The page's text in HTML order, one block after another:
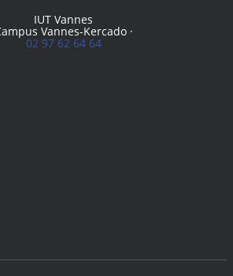
IUT Vannes
Vannes-Kercado ·
02 97 62 64 64